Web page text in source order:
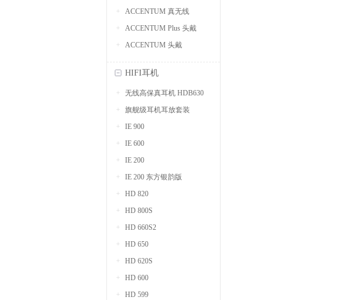
ACCENTUM 真无线
ACCENTUM Plus 头戴
ACCENTUM 头戴
HIFI耳机
无线高保真耳机 HDB630
旗舰级耳机耳放套装
IE 900
IE 600
IE 200
IE 200 东方银韵版
HD 820
HD 800S
HD 660S2
HD 650
HD 620S
HD 600
HD 599